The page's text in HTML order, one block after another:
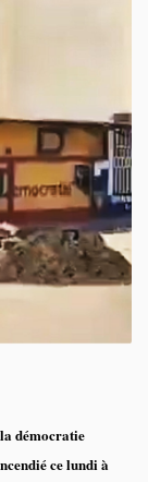
démocratie
ce lundi à